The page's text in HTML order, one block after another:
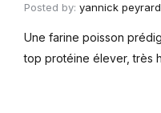
Posted by:yannick peyrard
Une farine poisson
top protéine élever, très